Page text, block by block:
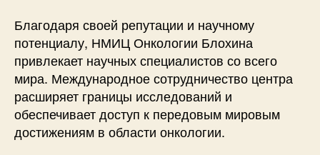
Благодаря своей репутации и научному
потенциалу, НМИЦ Онкологии Блохина
привлекает научных специалистов со всего
мира. Международное сотрудничество центра
расширяет границы исследований и
обеспечивает доступ к передовым мировым
достижениям в области онкологии.